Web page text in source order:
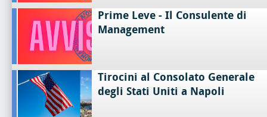
Prime Leve - Il Consulente di
Management
Tirocini al Consolato Generale
degli Stati Uniti a Napoli